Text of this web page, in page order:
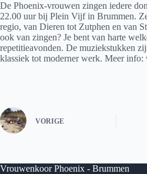
De Phoenix-vrouwen zingen iedere
22.00 uur bij Plein Vijf in Brummen.
regio, van Dieren tot Zutphen en van
ook van zingen? Je bent van harte
repetitieavonden. De muziekstukken
klassiek tot moderner werk. Meer
VORIGE
Vrouwenkoor Phoenix - Brummen